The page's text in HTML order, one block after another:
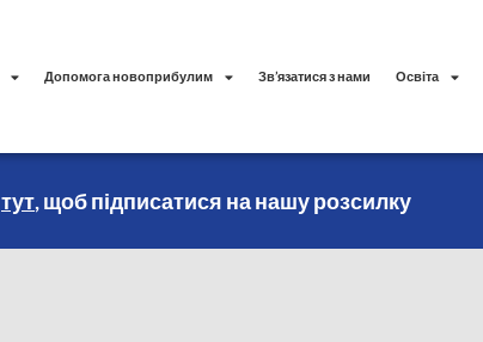
Допомога новоприбулим Зв’язатися з нами Освіта
тут, щоб підписатися на нашу розсилку